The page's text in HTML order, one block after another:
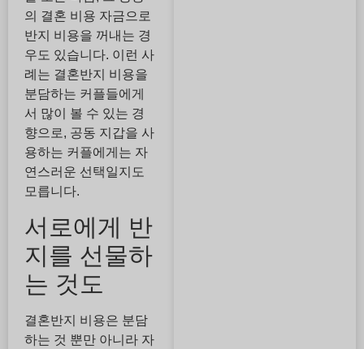
의 결혼 비용 자금으로
반지 비용을 꺼내는 경
우도 있습니다. 이런 사
례는 결혼반지 비용을
분담하는 커플들에게
서 많이 볼 수 있는 경
향으로, 공동 지갑을 사
용하는 커플에게는 자
연스러운 선택일지도
모릅니다.
서로에게 반
지를 선물하
는 것도
결혼반지 비용은 분담
하는 것 뿐만 아니라 자